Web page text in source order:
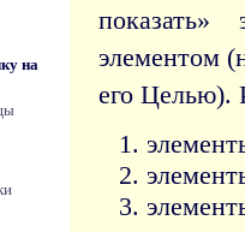
элементом
его Целью).
на